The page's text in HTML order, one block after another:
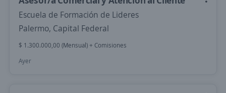
Escuela de Formación de Lideres
Palermo, Capital Federal
$ 1.300.000,00 (Mensual) + Comisiones
Ayer